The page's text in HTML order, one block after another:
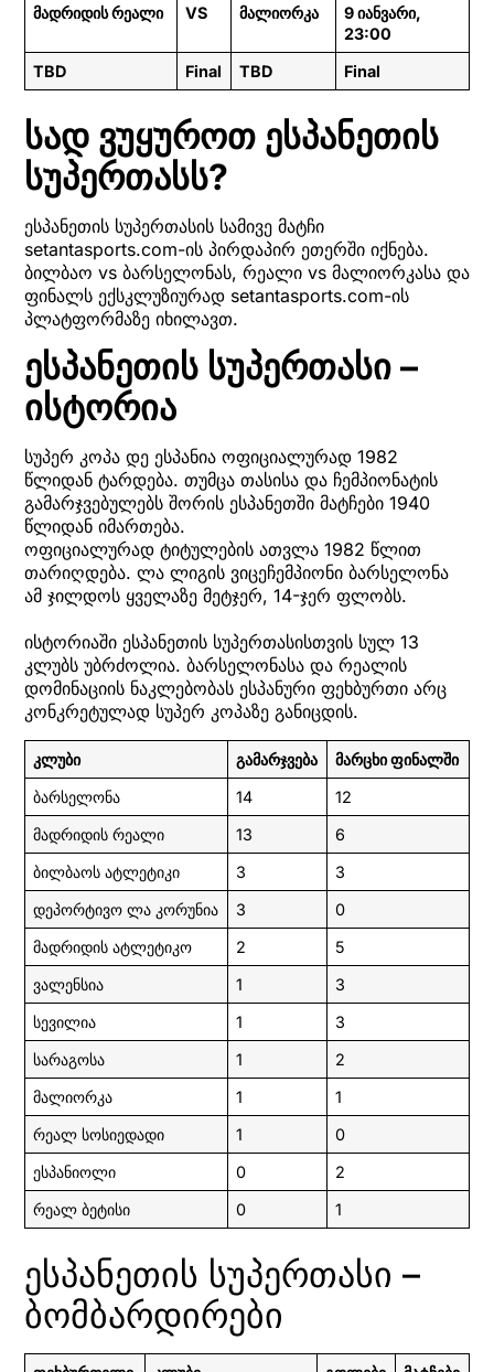
მადრიდის რეალი
VS მალიორკა
9 იანვარი,
23:00
TBD
Final TBD Final
სად ვუყუროთ ესპანეთის
სუპერთასს?
ესპანეთის სუპერთასის სამივე მატჩი
setantasports.com-ის პირდაპირ ეთერში იქნება.
ბილბაო vs ბარსელონას, რეალი vs მალიორკასა და
ფინალს ექსკლუზიურად setantasports.com-ის
პლატფორმაზე იხილავთ.
ესპანეთის სუპერთასი –
ისტორია
სუპერ კოპა დე ესპანია ოფიციალურად 1982
წლიდან ტარდება. თუმცა თასისა და ჩემპიონატის
გამარჯვებულებს შორის ესპანეთში მატჩები 1940
წლიდან იმართება.
ოფიციალურად ტიტულების ათვლა 1982 წლით
თარიღდება. ლა ლიგის ვიცეჩემპიონი ბარსელონა
ამ ჯილდოს ყველაზე მეტჯერ, 14-ჯერ ფლობს.
ისტორიაში ესპანეთის სუპერთასისთვის სულ 13
კლუბს უბრძოლია. ბარსელონასა და რეალის
დომინაციის ნაკლებობას ესპანური ფეხბურთი არც
კონკრეტულად სუპერ კოპაზე განიცდის.
კლუბი გამარჯვება
მარცხი ფინალში
ბარსელონა
14
12
მადრიდის რეალი
13
6
ბილბაოს ატლეტიკი
3
3
დეპორტივო ლა კორუნია
3
0
მადრიდის ატლეტიკო
2
5
ვალენსია
1
3
სევილია
1
3
სარაგოსა
1
2
მალიორკა
1
1
რეალ სოსიედადი
1
0
ესპანიოლი
0
2
რეალ ბეტისი
0 1
ესპანეთის სუპერთასი –
ბომბარდირები